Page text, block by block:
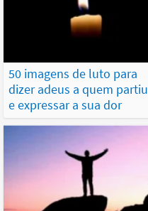
50 imagens de luto para
dizer adeus a quem partiu
e expressar a sua dor